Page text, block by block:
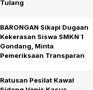
Tulang
BARONGAN Sikapi Dugaan
Kekerasan Siswa SMKN 1
Gondang, Minta
Pemeriksaan Transparan
Ratusan Pesilat Kawal